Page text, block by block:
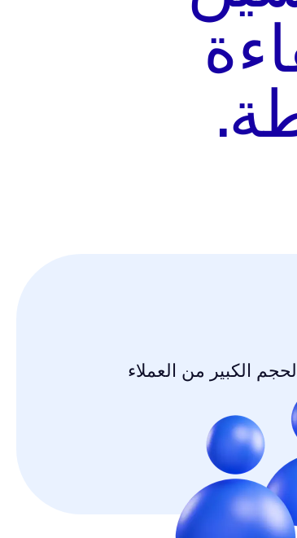
الكبير من العملاء